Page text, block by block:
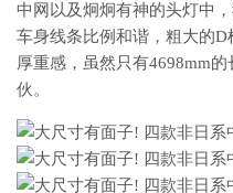
中网以及炯炯有神的头灯中
车身线条比例和谐，粗大的
厚重感，虽然只有4698mm
伙。